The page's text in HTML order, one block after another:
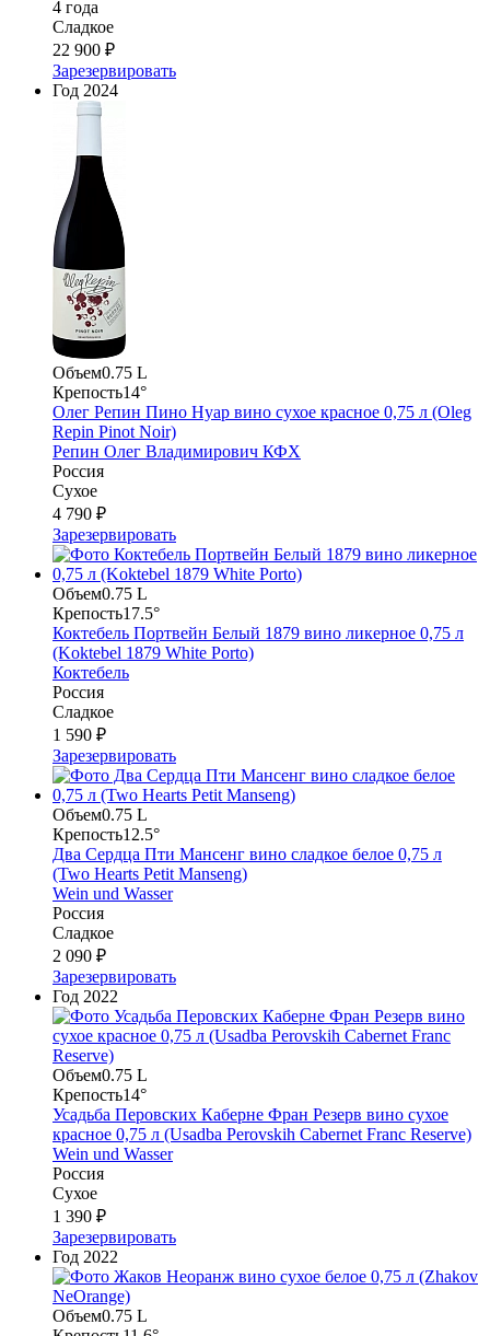
4 года
Сладкое
22 900 ₽
Зарезервировать
Год 2024
Объем0.75 L
Крепость14°
Олег Репин Пино Нуар вино сухое красное 0,75 л (Oleg
Repin Pinot Noir)
Репин Олег Владимирович КФХ
Россия
Сухое
4 790 ₽
Зарезервировать
Объем0.75 L
Крепость17.5°
Коктебель Портвейн Белый 1879 вино ликерное 0,75 л
(Koktebel 1879 White Porto)
Коктебель
Россия
Сладкое
1 590 ₽
Зарезервировать
Объем0.75 L
Крепость12.5°
Два Сердца Пти Мансенг вино сладкое белое 0,75 л
(Two Hearts Petit Manseng)
Wein und Wasser
Россия
Сладкое
2 090 ₽
Зарезервировать
Год 2022
Объем0.75 L
Крепость14°
Усадьба Перовских Каберне Фран Резерв вино сухое
красное 0,75 л (Usadba Perovskih Cabernet Franc Reserve)
Wein und Wasser
Россия
Сухое
1 390 ₽
Зарезервировать
Год 2022
Объем0.75 L